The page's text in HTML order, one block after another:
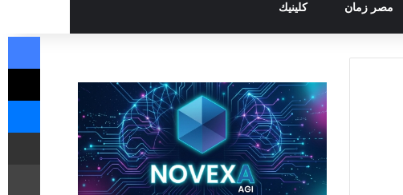
مصر زمان كلينيك